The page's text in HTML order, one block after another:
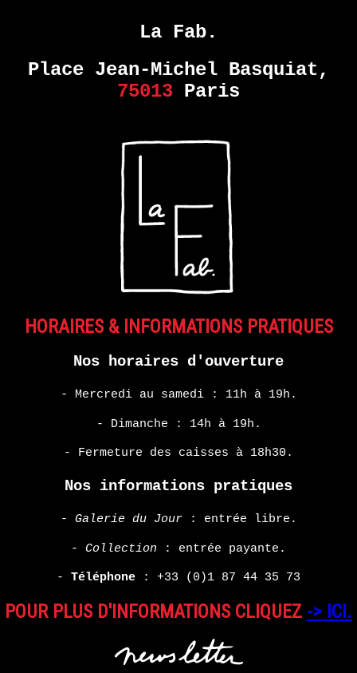
La Fab.
Place Jean-Michel Basquiat,
75013 Paris
HORAIRES & INFORMATIONS PRATIQUES
Nos horaires d'ouverture
- Mercredi au samedi : 11h à 19h.
- Dimanche : 14h à 19h.
- Fermeture des caisses à 18h30.
Nos informations pratiques
- Galerie du Jour: entrée libre.
- Collection : entrée payante.
- Téléphone : +33 (0)1 87 44 35 73
POUR PLUS D'INFORMATIONS CLIQUEZ -> ICI.